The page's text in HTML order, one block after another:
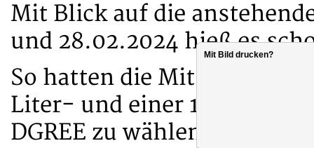
Mit Blick auf die
und 28.02.2024 hieß es
So hatten die Mitglieder
Liter- und einer 1,5-Liter-
DGREE zu wählen.
Mit Bild drucken?